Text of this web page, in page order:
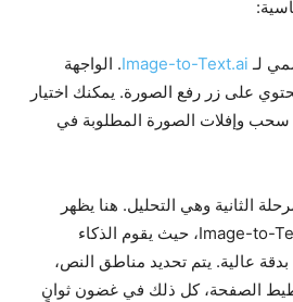
لـ Image-to-Text.ai. الواجهة
على زر رفع الصورة. يمكنك اختيار
وإفلات الصورة المطلوبة في
الثانية وهي التحليل. هنا يظهر
التفوق التكنولوجي لـ Image-to-Text.ai، حيث يقوم الذكاء
عالية. يتم تحديد مناطق النص،
الصفحة، كل ذلك في غضون ثوانٍ